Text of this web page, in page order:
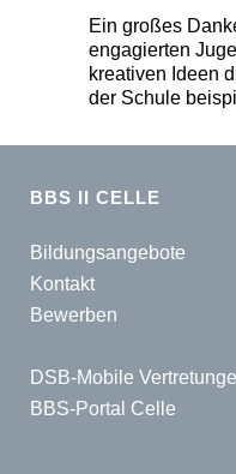
Ein großes
engagierten
kreativen Ideen
der Schule
BBS II CELLE
Bildungsangebote
Kontakt
Bewerben
DSB-Mobile
BBS-Portal Celle